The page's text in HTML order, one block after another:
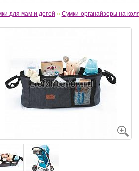
для мам и детей » Сумки-органайзеры на